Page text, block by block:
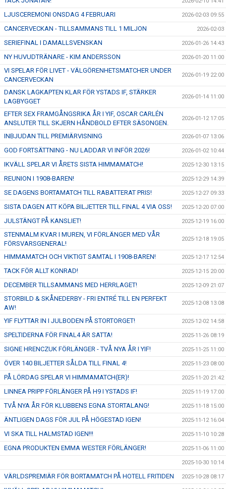
LJUSCEREMONI ONSDAG 4 FEBRUARI 2026-02-03 09:55
CANCERVECKAN - TILLSAMMANS TILL 1 MILJON 2026-02-03
SERIEFINAL I DAMALLSVENSKAN 2026-01-26 14:43
NY HUVUDTRÄNARE - KIM ANDERSSON 2026-01-20 11:00
VI SPELAR FÖR LIVET - VÄLGÖRENHETSMATCHER UNDER
CANCERVECKAN
2026-01-19 22:00
DANSK LAGKAPTEN KLAR FÖR YSTADS IF, STÄRKER
LAGBYGGET
2026-01-14 11:00
EFTER SEX FRAMGÅNGSRIKA ÅR I YIF, OSCAR CARLÉN
ANSLUTER TILL SKJERN HÅNDBOLD EFTER SÄSONGEN.
2026-01-12 17:05
INBJUDAN TILL PREMIÄRVISNING 2026-01-07 13:06
GOD FORTSÄTTNING - NU LADDAR VI INFÖR 2026! 2026-01-02 10:44
IKVÄLL SPELAR VI ÅRETS SISTA HIMMAMATCH! 2025-12-30 13:15
REUNION I 1908-BAREN! 2025-12-29 14:39
SE DAGENS BORTAMATCH TILL RABATTERAT PRIS! 2025-12-27 09:33
SISTA DAGEN ATT KÖPA BILJETTER TILL FINAL 4 VIA OSS! 2025-12-20 07:00
JULSTÄNGT PÅ KANSLIET! 2025-12-19 16:00
STENMALM KVAR I MUREN, VI FÖRLÄNGER MED VÅR
FÖRSVARSGENERAL!
2025-12-18 19:05
HIMMAMATCH OCH VIKTIGT SAMTAL I 1908-BAREN! 2025-12-17 12:54
TACK FÖR ALLT KONRAD! 2025-12-15 20:00
DECEMBER TILLSAMMANS MED HERRLAGET! 2025-12-09 21:07
STORBILD & SKÅNEDERBY - FRI ENTRÉ TILL EN PERFEKT
AW!
2025-12-08 13:08
YIF FLYTTAR IN I JULBODEN PÅ STORTORGET! 2025-12-02 14:58
SPELTIDERNA FÖR FINAL4 ÄR SATTA! 2025-11-26 08:19
SIGNE HRENCZUK FÖRLÄNGER - TVÅ NYA ÅR I YIF! 2025-11-25 11:00
ÖVER 140 BILJETTER SÅLDA TILL FINAL 4! 2025-11-23 08:00
PÅ LÖRDAG SPELAR VI HIMMAMATCH(ER)! 2025-11-20 21:42
LINNEA PRIPP FÖRLÄNGER PÅ H9 I YSTADS IF! 2025-11-19 17:00
TVÅ NYA ÅR FÖR KLUBBENS EGNA STORTALANG! 2025-11-18 15:00
ÄNTLIGEN DAGS FÖR JUL PÅ HÖGESTAD IGEN! 2025-11-12 16:04
VI SKA TILL HALMSTAD IGEN!!! 2025-11-10 10:28
EGNA PRODUKTEN EMMA WESTER FÖRLÄNGER! 2025-11-06 11:00
2025-10-30 10:14
VÄRLDSPREMIÄR FÖR BORTAMATCH PÅ HOTELL FRITIDEN 2025-10-28 08:17